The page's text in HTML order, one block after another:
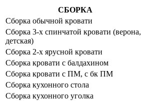
СБОРКА
Сборка обычной кровати
Сборка 3-х спинчатой кровати (верона,
детская)
Сборка 2-х ярусной кровати
Сборка кровати с балдахином
Сборка кровати с ПМ, с бк ПМ
Сборка кухонного стола
Сборка кухонного уголка